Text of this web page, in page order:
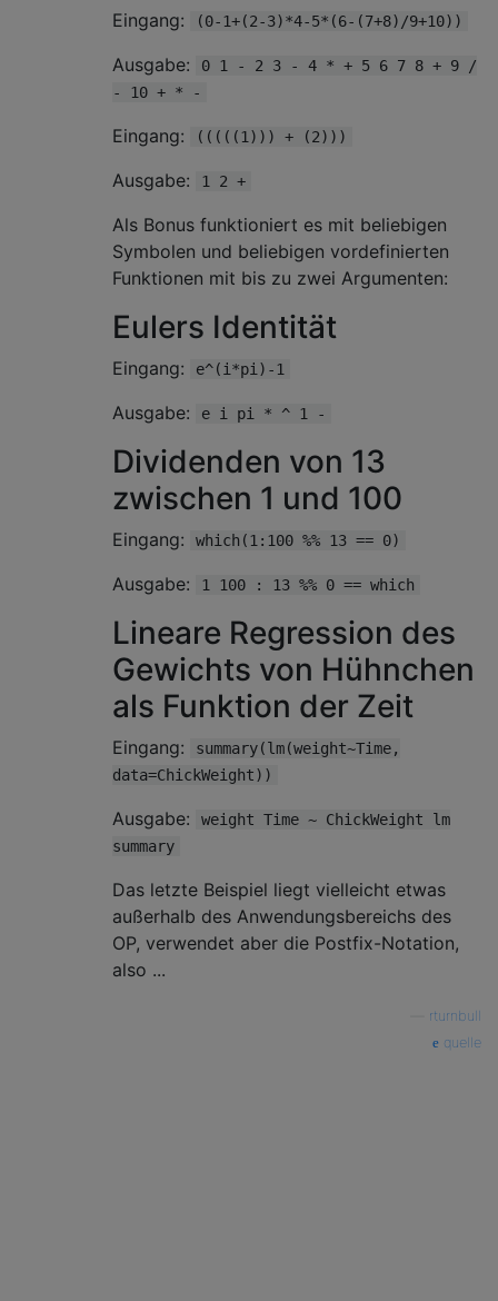
Eingang:
(0-1+(2-3)*4-5*(6-(7+8)/9+10))
Ausgabe:
0 1 - 2 3 - 4 * + 5 6 7 8 + 9 /
- 10 + * -
Eingang: (((((1))) + (2)))
Ausgabe: 1 2 +
Als Bonus funktioniert es mit beliebigen
Symbolen und beliebigen vordefinierten
Funktionen mit bis zu zwei Argumenten:
Eulers Identität
Eingang: e^(i*pi)-1
Ausgabe: e i pi * ^ 1 -
Dividenden von 13
zwischen 1 und 100
Eingang: which(1:100 %% 13 == 0)
Ausgabe: 1 100 : 13 %% 0 == which
Lineare Regression des
Gewichts von Hühnchen
als Funktion der Zeit
Eingang:
summary(lm(weight~Time,
data=ChickWeight))
Ausgabe:
weight Time ~ ChickWeight lm
summary
Das letzte Beispiel liegt vielleicht etwas
außerhalb des Anwendungsbereichs des
OP, verwendet aber die Postfix-Notation,
also ...
rturnbull
quelle